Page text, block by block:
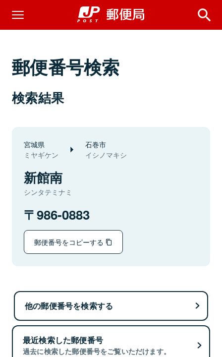
郵便番号検索
検索結果
宮城県
ミヤギケン
石巻市
イシノマキシ
新館南
シンタテミナミ
986-0883
郵便番号をコピーする
他の郵便番号を検索する
最近検索した郵便番号
過去に検索した郵便番号をご覧いただけます。